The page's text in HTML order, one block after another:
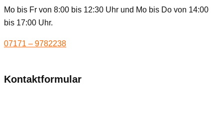
Mo bis Fr von 8:00 bis 12:30 Uhr und Mo bis Do von 14:00
bis 17:00 Uhr.
07171 – 9782238
Kontaktformular